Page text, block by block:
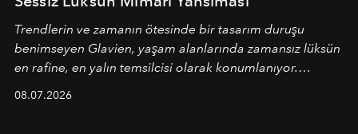
Trendlerin ve zamanın ötesinde bir tasarım duruşu
benimseyen Glavien, yaşam alanlarında zamansız lüksün
en rafine, en yalın temsilcisi olarak konumlanıyor.
08.07.2026